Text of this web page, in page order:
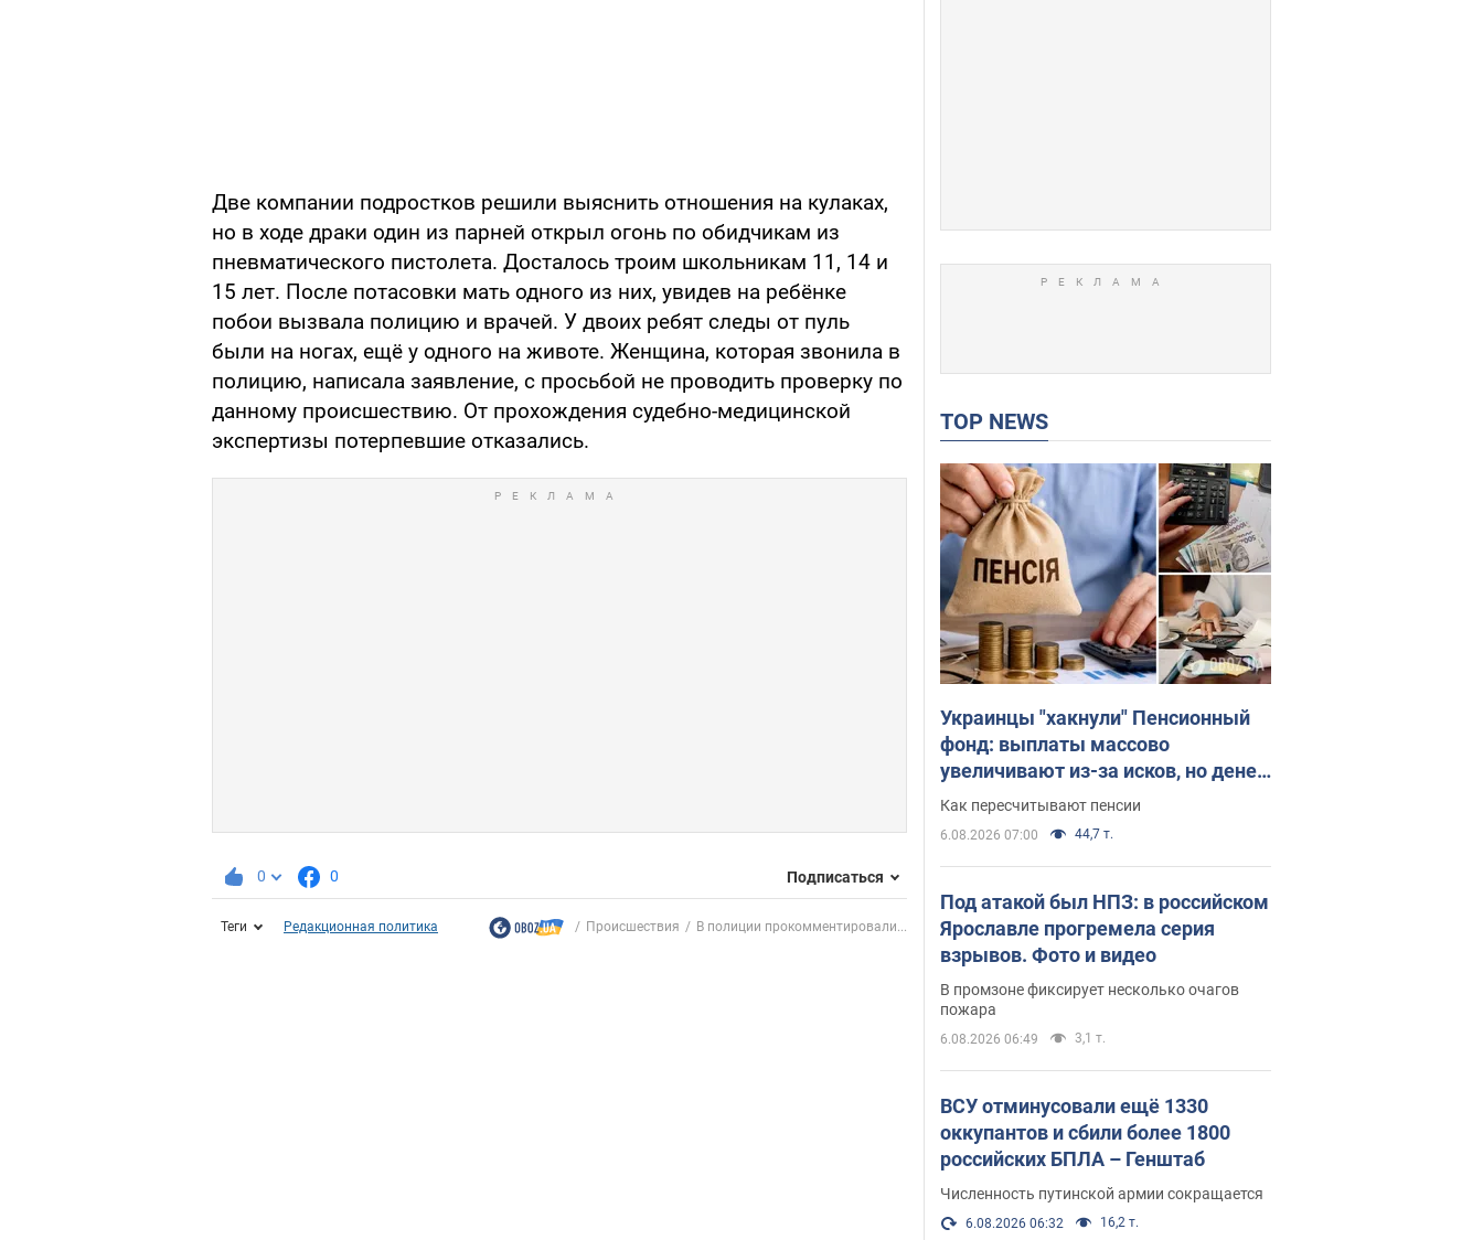
Две компании подростков решили выяснить отношения на кулаках,
но в ходе драки один из парней открыл огонь по обидчикам из
пневматического пистолета. Досталось троим школьникам 11, 14 и
15 лет. После потасовки мать одного из них, увидев на ребёнке
побои вызвала полицию и врачей. У двоих ребят следы от пуль
были на ногах, ещё у одного на животе. Женщина, которая звонила в
полицию, написала заявление, с просьбой не проводить проверку по
данному происшествию. От прохождения судебно-медицинской
экспертизы потерпевшие отказались.
0 0 Подписаться
Теги Редакционная политика Происшествия В полиции прокомментировали...
TOP NEWS
Украинцы "хакнули" Пенсионный
фонд: выплаты массово
увеличивают из-за исков, но денег
не хватает
Как пересчитывают пенсии
6.08.2026 07:00 44,7 т.
Под атакой был НПЗ: в российском
Ярославле прогремела серия
взрывов. Фото и видео
В промзоне фиксирует несколько очагов
пожара
6.08.2026 06:49 3,1 т.
ВСУ отминусовали ещё 1330
оккупантов и сбили более 1800
российских БПЛА – Генштаб
Численность путинской армии сокращается
6.08.2026 06:32 16,2 т.